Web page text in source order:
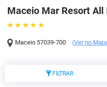
Maceio Mar Resort All
Maceio 57039-700 (Ver no
FILTRAR